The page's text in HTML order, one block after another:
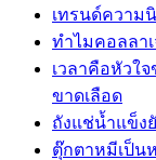
เทรนด์ความ
ทำไมคอลลา
เวลาคือหัวใ
ขาดเลือด
ถังแช่น้ำแข็ง
ตุ๊กตาหมีเป็น